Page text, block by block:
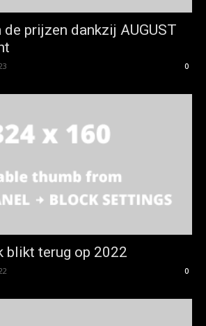
de prijzen dankzij AUGUST
0
blikt terug op 2022
0